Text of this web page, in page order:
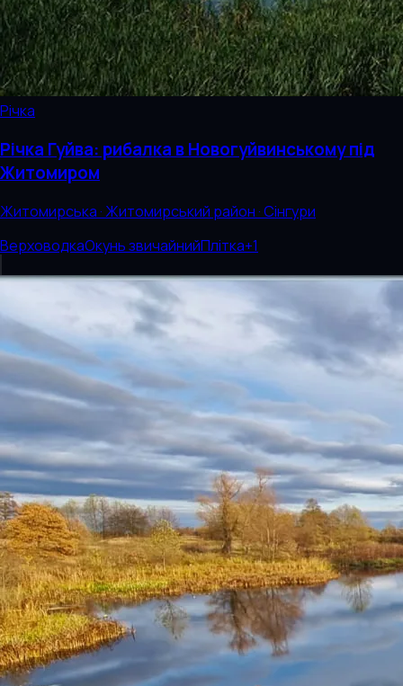
Річка
Річка Гуйва: рибалка в Новогуйвинському під
Житомиром
Житомирська · Житомирський район · Сінгури
ВерховодкаОкунь звичайнийПлітка+1